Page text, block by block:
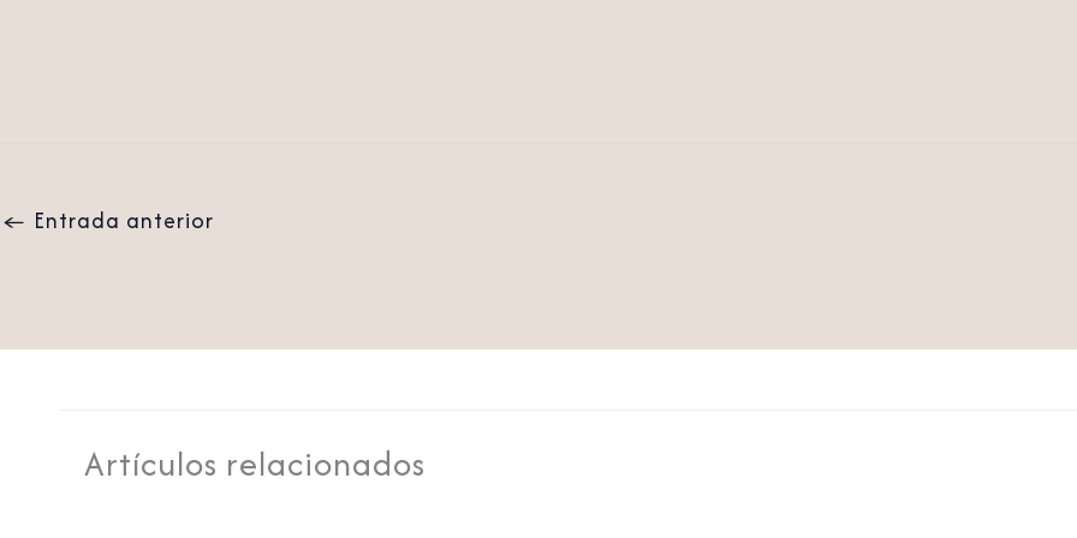
← Entrada anterior
Artículos relacionados